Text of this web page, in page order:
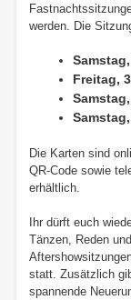
werden. Die
Freitag,
Die Karten sind
QR-Code sowie
erhältlich.
Ihr dürft euch
Tänzen, Reden
statt. Zusätzlich
spannende